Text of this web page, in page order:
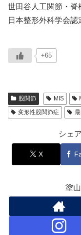
世田谷人工関節・脊
日本整形外科学会
+65
股関節 MIS
変形性股関節症
シェ
X
塗